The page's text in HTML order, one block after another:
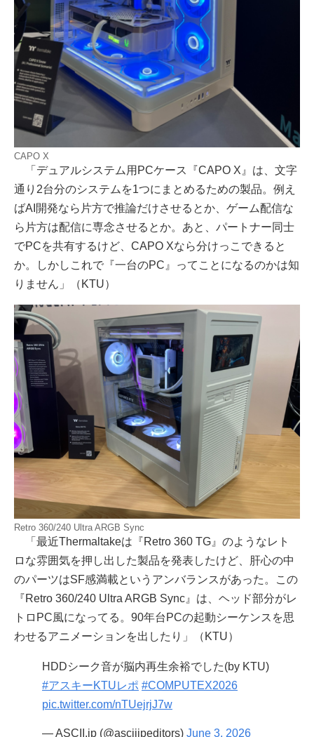
CAPO X
「デュアルシステム用PCケース『CAPO X』は、文字
通り2台分のシステムを1つにまとめるための製品。例え
ばAI開発なら片方で推論だけさせるとか、ゲーム配信な
ら片方は配信に専念させるとか。あと、パートナー同士
でPCを共有するけど、CAPO Xなら分けっこできると
か。しかしこれで『一台のPC』ってことになるのかは知
りません」（KTU）
Retro 360/240 Ultra ARGB Sync
「最近Thermaltakeは『Retro 360 TG』のようなレト
ロな雰囲気を押し出した製品を発表したけど、肝心の中
のパーツはSF感満載というアンバランスがあった。この
『Retro 360/240 Ultra ARGB Sync』は、ヘッド部分がレ
トロPC風になってる。90年台PCの起動シーケンスを思
わせるアニメーションを出したり」（KTU）
HDDシーク音が脳内再生余裕でした(by KTU)
#アスキーKTUレポ #COMPUTEX2026
pic.twitter.com/nTUejrjJ7w
— ASCII.jp (@asciijpeditors) June 3, 2026